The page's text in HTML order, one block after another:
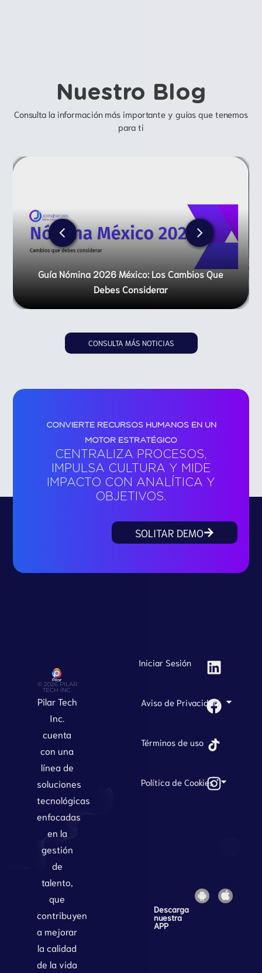
Nuestro Blog
Consulta la información más importante y guías que tenemos
para ti
El Día A Día Con Un Software De Nómina:
Optimización Técnica En La Gestión De
Humanos
CONSULTA MÁS NOTICIAS
CONVIERTE RECURSOS HUMANOS EN UN
MOTOR ESTRATÉGICO
CENTRALIZA PROCESOS,
IMPULSA CULTURA Y MIDE
IMPACTO CON ANALÍTICA Y
OBJETIVOS.
SOLITAR DEMO
© 2026 PILAR
TECH INC.
Pilar Tech
Inc.
cuenta
con una
línea de
soluciones
tecnológicas
enfocadas
en la
gestión
de
talento,
que
contribuyen
a mejorar
la calidad
de la vida
Iniciar Sesión
Aviso de Privacidad
Términos de uso
Política de Cookies
Descarga
nuestra
APP